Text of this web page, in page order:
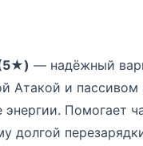
— надёжный
Атакой и пассивом
энергии. Помогает
долгой